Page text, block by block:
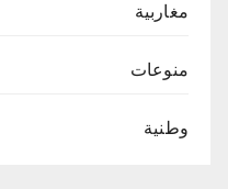
مغاربية
منوعات
وطنية